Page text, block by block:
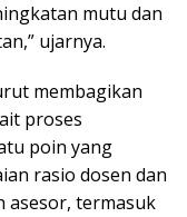
mutu dan
ujarnya.
membagikan
proses
poin yang
rasio dosen dan
asesor, termasuk